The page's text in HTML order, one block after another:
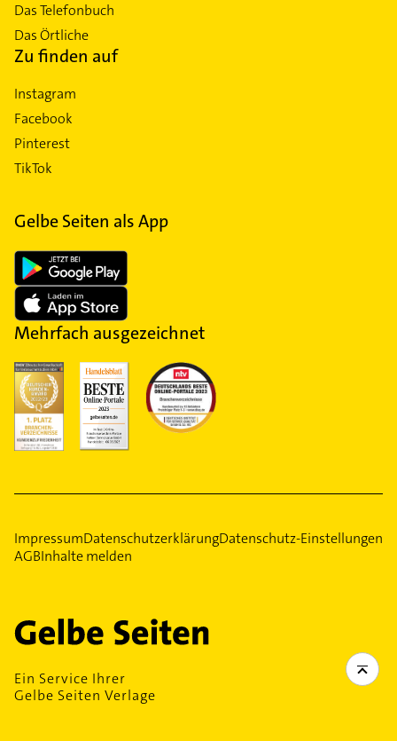
Das Telefonbuch
Das Örtliche
Zu finden auf
Instagram
Facebook
Pinterest
TikTok
Gelbe Seiten als App
Mehrfach ausgezeichnet
ImpressumDatenschutzerklärungDatenschutz-Einstellungen
AGBInhalte melden
Ein Service Ihrer
Gelbe Seiten Verlage